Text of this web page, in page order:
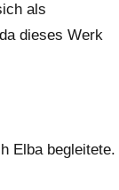
als
dieses Werk
Elba begleitete.